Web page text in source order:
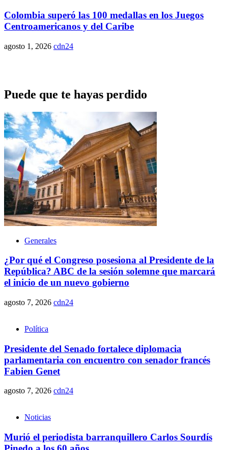
Colombia superó las 100 medallas en los Juegos
Centroamericanos y del Caribe
agosto 1, 2026 cdn24
Puede que te hayas perdido
Generales
¿Por qué el Congreso posesiona al Presidente de la
República? ABC de la sesión solemne que marcará
el inicio de un nuevo gobierno
agosto 7, 2026 cdn24
Política
Presidente del Senado fortalece diplomacia
parlamentaria con encuentro con senador francés
Fabien Genet
agosto 7, 2026 cdn24
Noticias
Murió el periodista barranquillero Carlos Sourdís